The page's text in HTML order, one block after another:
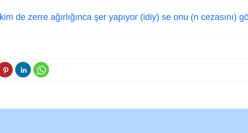
kim de zerre ağırlığınca şer yapıyor (idiy) se onu (n cezasını)